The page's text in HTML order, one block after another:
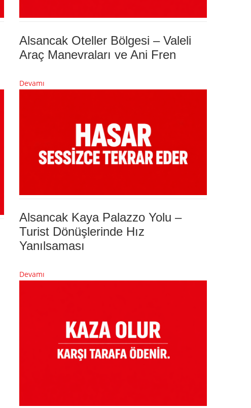
Alsancak Oteller Bölgesi – Valeli
Araç Manevraları ve Ani Fren
Devamı
Alsancak Kaya Palazzo Yolu –
Turist Dönüşlerinde Hız
Yanılsaması
Devamı